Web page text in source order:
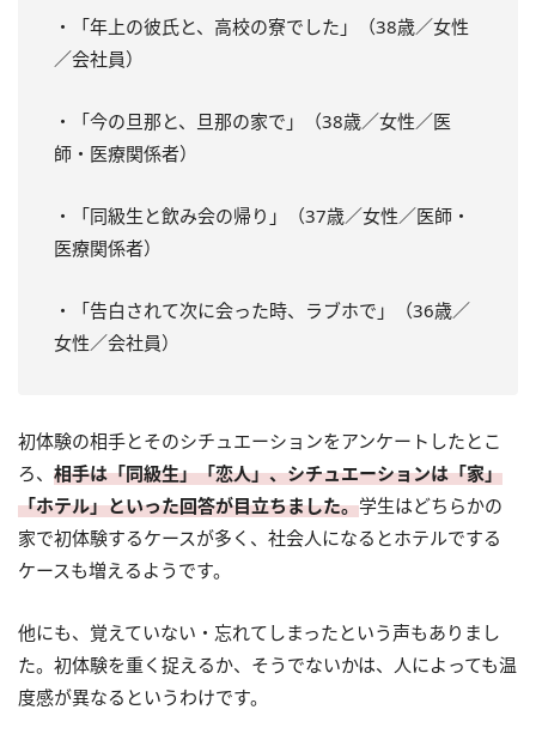
・「年上の彼氏と、高校の寮でした」（38歳／女性
／会社員）
・「今の旦那と、旦那の家で」（38歳／女性／医
師・医療関係者）
・「同級生と飲み会の帰り」（37歳／女性／医師・
医療関係者）
・「告白されて次に会った時、ラブホで」（36歳／
女性／会社員）
初体験の相手とそのシチュエーションをアンケートしたとこ
ろ、 相手は「同級生」「恋人」、シチュエーションは「家」
「ホテル」といった回答が目立ちました。学生はどちらかの
家で初体験するケースが多く、社会人になるとホテルでする
ケースも増えるようです。
他にも、覚えていない・忘れてしまったという声もありまし
た。初体験を重く捉えるか、そうでないかは、人によっても温
度感が異なるというわけです。